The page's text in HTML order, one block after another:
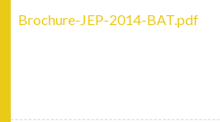
Brochure-JEP-2014-BAT.pdf